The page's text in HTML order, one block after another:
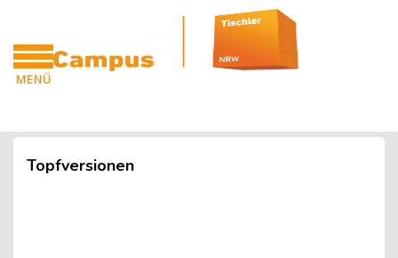
MENÜ
Zum Hauptinhalt
Blöcke
Blöcke
Topfversionen